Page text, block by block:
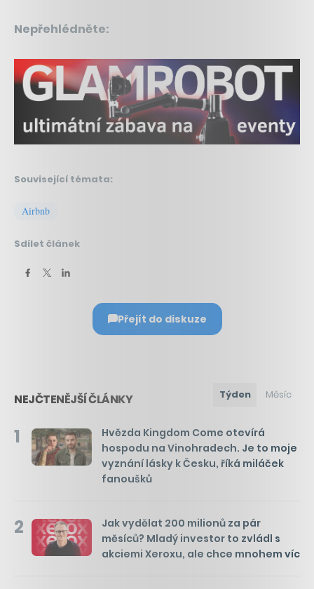
Nepřehlédněte:
Související témata:
Airbnb
Sdílet článek
Přejít do diskuze
NEJČTENĚJŠÍ ČLÁNKY Týden Měsíc
1
Hvězda Kingdom Come otevírá
hospodu na Vinohradech. Je to moje
vyznání lásky k Česku, říká miláček
fanoušků
2
Jak vydělat 200 milionů za pár
měsíců? Mladý investor to zvládl s
akciemi Xeroxu, ale chce mnohem víc